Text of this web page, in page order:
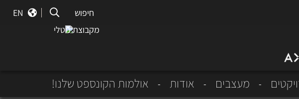
חיפוש
EN
מקבוצת נוטלי
מעצבים אודות אולמות הקונספט שלנו!